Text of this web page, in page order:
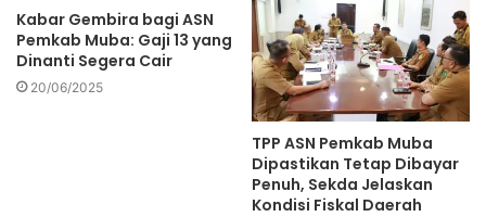
Kabar Gembira bagi ASN
Pemkab Muba: Gaji 13 yang
Dinanti Segera Cair
20/06/2025
TPP ASN Pemkab Muba
Dipastikan Tetap Dibayar
Penuh, Sekda Jelaskan
Kondisi Fiskal Daerah